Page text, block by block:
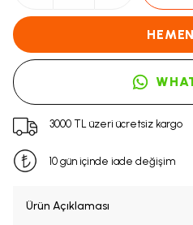
3000 TL üzeri ücretsiz kargo
10 gün içinde iade değişim
Ürün Açıklaması